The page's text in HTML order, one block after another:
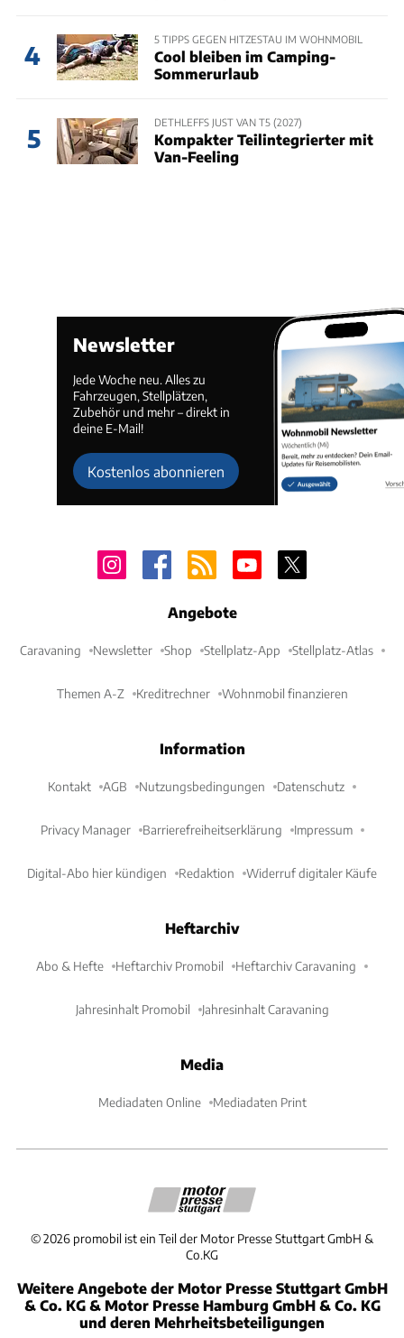
4
5 TIPPS GEGEN HITZESTAU IM WOHNMOBIL
Cool bleiben im Camping-
Sommerurlaub
5
DETHLEFFS JUST VAN T5 (2027)
Kompakter Teilintegrierter mit
Van-Feeling
Newsletter
Jede Woche neu. Alles zu
Fahrzeugen, Stellplätzen,
Zubehör und mehr – direkt in
deine E-Mail!
Kostenlos abonnieren
Angebote
Caravaning Newsletter Shop Stellplatz-App Stellplatz-Atlas
Themen A-Z Kreditrechner Wohnmobil finanzieren
Information
Kontakt AGB Nutzungsbedingungen Datenschutz
Privacy Manager Barrierefreiheitserklärung Impressum
Digital-Abo hier kündigen Redaktion Widerruf digitaler Käufe
Heftarchiv
Abo & Hefte Heftarchiv Promobil Heftarchiv Caravaning
Jahresinhalt Promobil Jahresinhalt Caravaning
Media
Mediadaten Online Mediadaten Print
©2026 promobil ist ein Teil der Motor Presse Stuttgart GmbH &
Co.KG
Weitere Angebote der Motor Presse Stuttgart GmbH
& Co. KG & Motor Presse Hamburg GmbH & Co. KG
und deren Mehrheitsbeteiligungen